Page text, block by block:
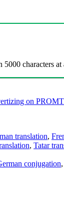
characters at
on
translation,
, Tatar
conjugation,